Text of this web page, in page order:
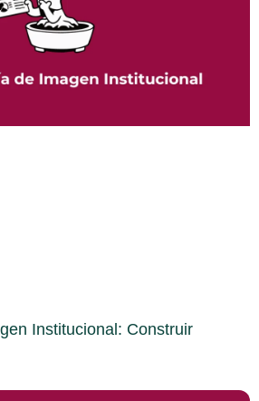
Institucional: Construir